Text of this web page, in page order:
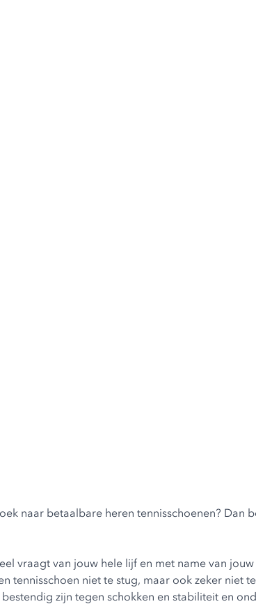
naar betaalbare heren tennisschoenen?
vraagt van jouw hele lijf en met name van
tennisschoen niet te stug, maar ook zeker niet
zijn tegen schokken en stabiliteit en